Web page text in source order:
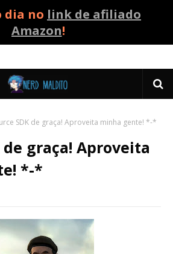
dia no link de afiliado
Amazon!
SDK de graça! Aproveita minha gente! *-*
de graça! Aproveita
*-*